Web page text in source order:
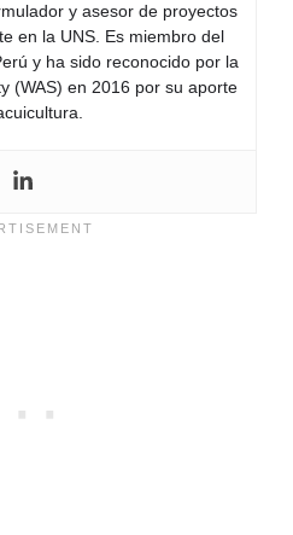
y asesor de proyectos
en la UNS. Es miembro del
y ha sido reconocido por la
(WAS) en 2016 por su aporte